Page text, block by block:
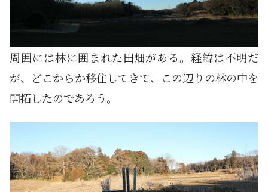
周囲には林に囲まれた田畑がある。経緯は不明だ
が、どこからか移住してきて、この辺りの林の中を
開拓したのであろう。